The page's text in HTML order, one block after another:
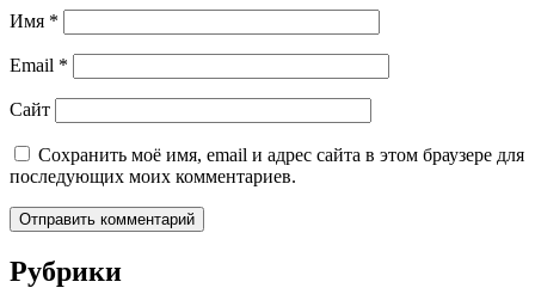
Имя *
Email *
Сайт
Сохранить моё имя, email и адрес сайта в этом браузере для
последующих моих комментариев.
Рубрики